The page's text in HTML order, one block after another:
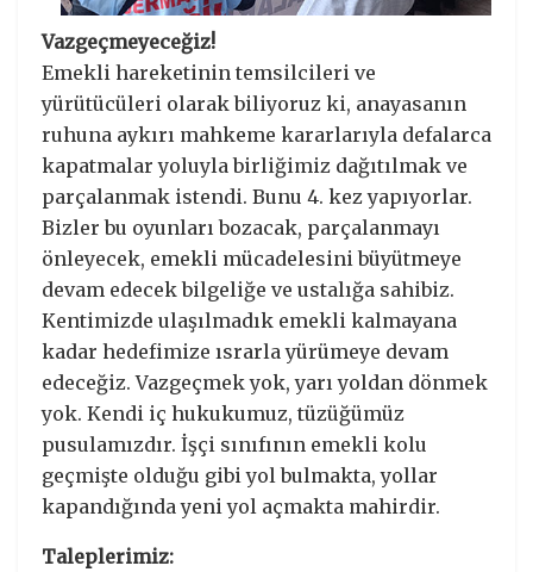
Vazgeçmeyeceğiz!
Emekli hareketinin temsilcileri ve
yürütücüleri olarak biliyoruz ki, anayasanın
ruhuna aykırı mahkeme kararlarıyla defalarca
kapatmalar yoluyla birliğimiz dağıtılmak ve
parçalanmak istendi. Bunu 4. kez yapıyorlar.
Bizler bu oyunları bozacak, parçalanmayı
önleyecek, emekli mücadelesini büyütmeye
devam edecek bilgeliğe ve ustalığa sahibiz.
Kentimizde ulaşılmadık emekli kalmayana
kadar hedefimize ısrarla yürümeye devam
edeceğiz. Vazgeçmek yok, yarı yoldan dönmek
yok. Kendi iç hukukumuz, tüzüğümüz
pusulamızdır. İşçi sınıfının emekli kolu
geçmişte olduğu gibi yol bulmakta, yollar
kapandığında yeni yol açmakta mahirdir.
Taleplerimiz: